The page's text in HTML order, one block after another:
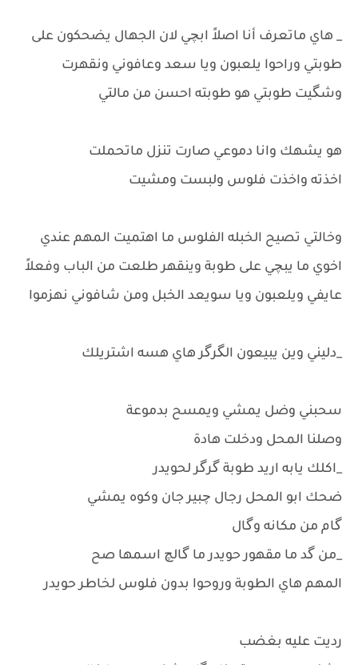
_ هاي ماتعرف أنا اصلاً ابچي لان الجهال يضحكون على
طوبتي وراحوا يلعبون ويا سعد وعافوني ونقهرت
وشگيت طوبتي هو طوبته احسن من مالتي
هو يشهك وانا دموعي صارت تنزل ماتحملت
اخذته واخذت فلوس ولبست ومشيت
وخالتي تصيح الخبله الفلوس ما اهتميت المهم عندي
اخوي ما يبچي على طوبة وينقهر طلعت من الباب وفعلاً
عايفي ويلعبون ويا سويعد الخبل ومن شافوني نهزموا
_دليني وين يبيعون الگرگر هاي هسه اشتريلك
سحبني وضل يمشي ويمسح بدموعة
وصلنا المحل ودخلت هادة
_اكلك يابه اريد طوبة گرگر لحويدر
ضحك ابو المحل رجال چبير جان وكوه يمشي
گام من مكانه وگال
_من گد ما مقهور حويدر ما گالچ اسمها صح
المهم هاي الطوبة وروحوا بدون فلوس لخاطر حويدر
رديت عليه بغضب